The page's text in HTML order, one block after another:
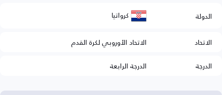
الدولة كرواتيا
الاتحاد
الاتحاد الأوروبي لكرة القدم
الدرجة
الدرجة الرابعة